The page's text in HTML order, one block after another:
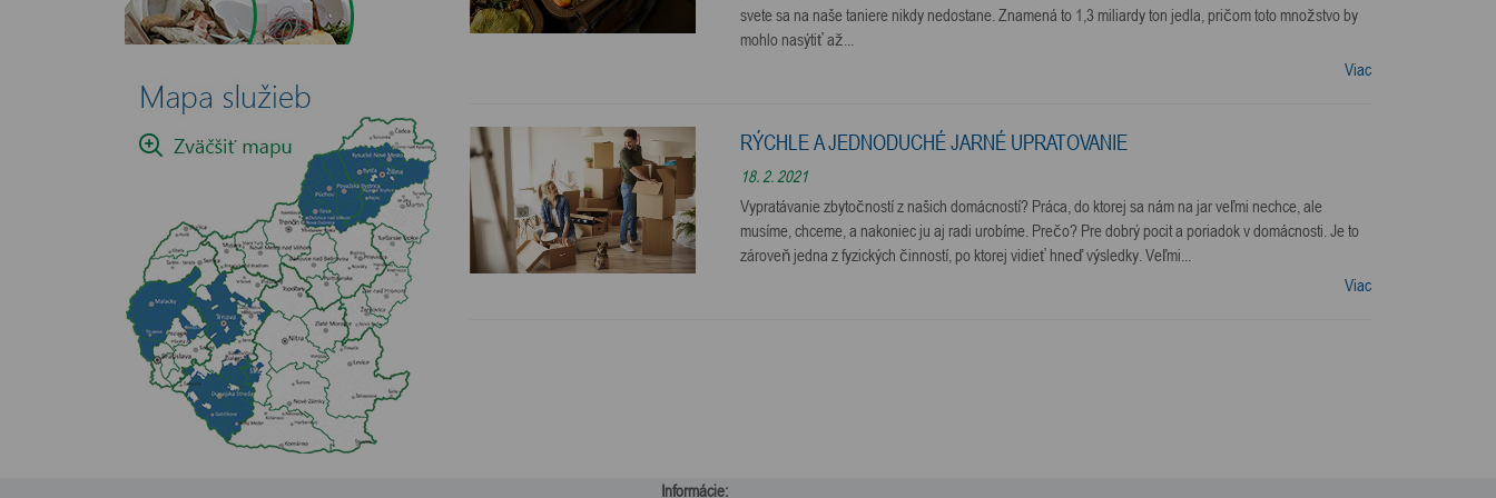
svete sa na naše taniere nikdy nedostane. Znamená to 1,3 miliardy ton jedla, pričom toto množstvo by
mohlo nasýtiť až...
Viac
RÝCHLE A JEDNODUCHÉ JARNÉ UPRATOVANIE
18. 2. 2021
Vypratávanie zbytočností z našich domácností? Práca, do ktorej sa nám na jar veľmi nechce, ale
musíme, chceme, a nakoniec ju aj radi urobíme. Prečo? Pre dobrý pocit a poriadok v domácnosti. Je to
zároveň jedna z fyzických činností, po ktorej vidieť hneď výsledky. Veľmi...
Viac
Informácie: